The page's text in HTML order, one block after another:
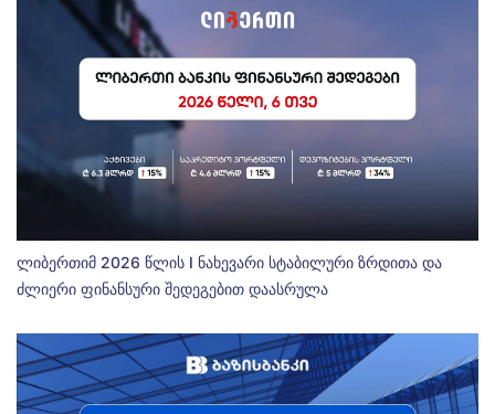
ლიბერთიმ 2026 წლის I ნახევარი სტაბილური ზრდითა და
ძლიერი ფინანსური შედეგებით დაასრულა